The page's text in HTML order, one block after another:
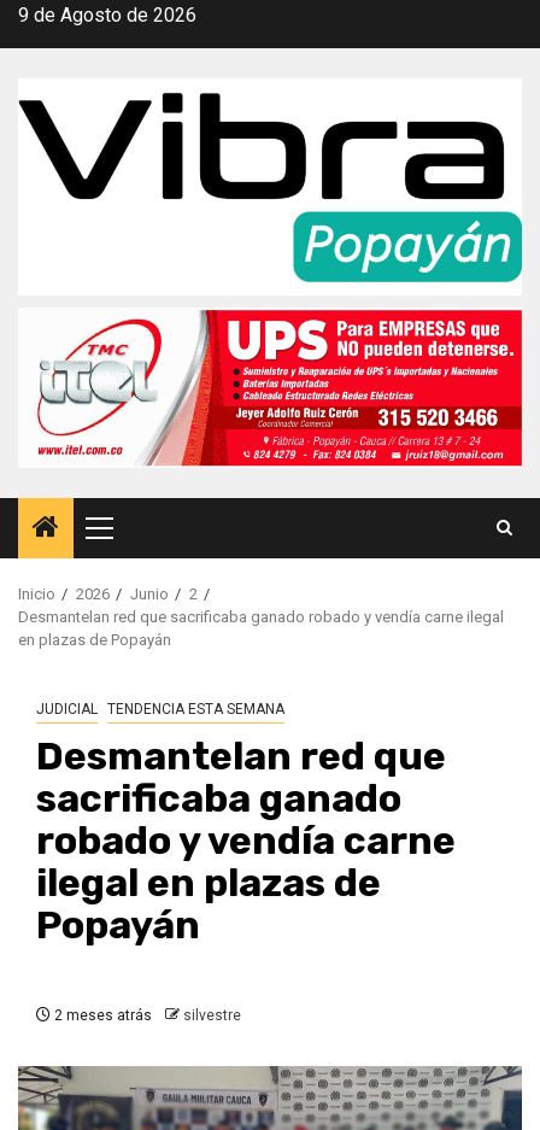
Saltar
9 de Agosto de 2026
Menú
principal
Inicio 2026 Junio
2
Desmantelan red que sacrificaba ganado robado y vendía carne ilegal
en plazas de Popayán
JUDICIAL TENDENCIA ESTA SEMANA
Desmantelan red que
sacrificaba ganado
robado y vendía carne
ilegal en plazas de
Popayán
2 meses atrás silvestre